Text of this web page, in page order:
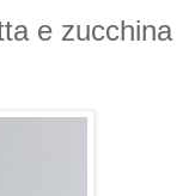
e zucchina